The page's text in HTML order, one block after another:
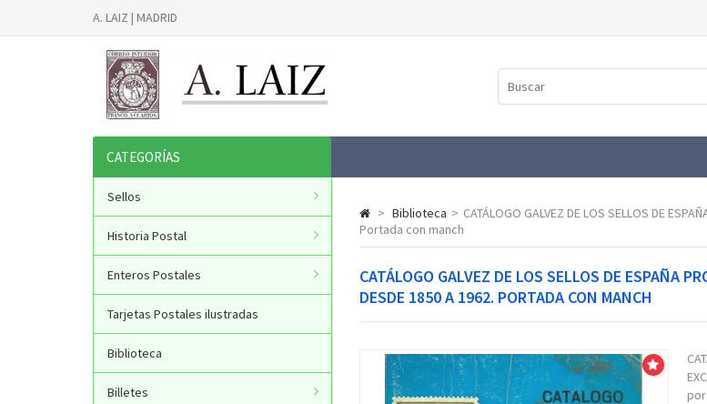
A. LAIZ | MADRID
CATEGORÍAS
Sellos
Historia Postal
Enteros Postales
Tarjetas Postales ilustradas
Biblioteca
Billetes
> Biblioteca > CATÁLOGO GALVEZ DE LOS SELLOS DE
Portada con manch
CATÁLOGO GALVEZ DE LOS SELLOS DE ESPAÑA
DESDE 1850 A 1962. PORTADA CON MANCH
Venta!
por